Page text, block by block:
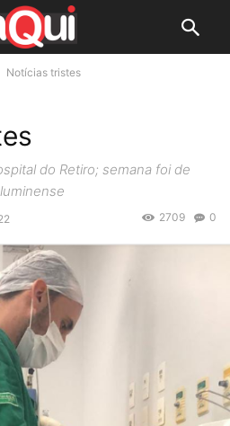
Notícias tristes
do Retiro; semana foi de
0
2709